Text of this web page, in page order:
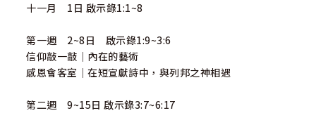
十一月 1日 啟示錄1:1~8
第一週 2~8日 啟示錄1:9~3:6
信仰敲一敲｜內在的藝術
感恩會客室｜在短宣獻詩中，與列邦之神相遇
第二週 9~15日 啟示錄3:7~6:17